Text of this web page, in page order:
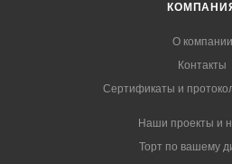
О компании
Контакты
Сертификаты и
Наши проекты и
Торт по вашему